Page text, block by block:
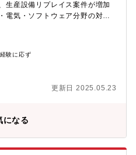
生産設備リプレイス案件が増加
電気・ソフトウェア分野の対応
ます。※U･Iターン歓迎※モノづ
心旺盛な方は大歓迎です。■ポジ
≫【商品技術】電子部品の置き
て回路の設計、製品の評価 等
ている電子部品の代替品につい
。（2）部品生産中止に伴う代替
プルの製品評価、対策検討、金
ック：構造系部品の設計に必要
管理業務を担っていただきま
験に応ず
更新日 2025.05.23
になる